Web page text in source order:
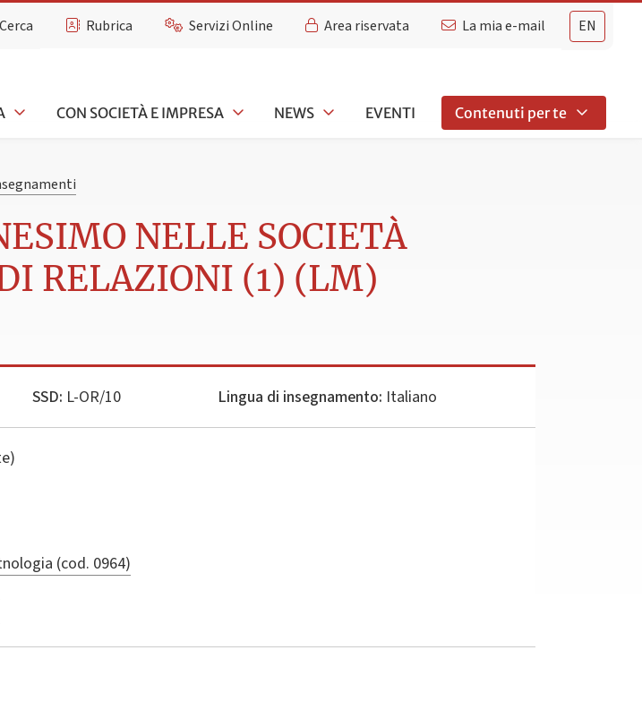
EN
Cerca Rubrica Servizi Online Area riservata La mia e-mail
CON SOCIETÀ E IMPRESA NEWS EVENTI Contenuti per te
NELLE SOCIETÀ
RELAZIONI (1) (LM)
SSD: L-OR/10 Lingua di insegnamento: Italiano
(cod. 0964)